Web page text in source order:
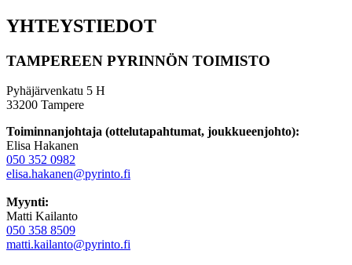
YHTEYSTIEDOT
TAMPEREEN PYRINNÖN TOIMISTO
Pyhäjärvenkatu 5 H
33200 Tampere
Toiminnanjohtaja (ottelutapahtumat, joukkueenjohto):
Elisa Hakanen
050 352 0982
elisa.hakanen@pyrinto.fi
Myynti:
Matti Kailanto
050 358 8509
matti.kailanto@pyrinto.fi